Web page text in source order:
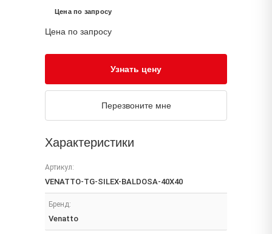
Цена по запросу
Цена по запросу
Узнать цену
Перезвоните мне
Характеристики
Артикул:
VENATTO-TG-SILEX-BALDOSA-40X40
Бренд:
Venatto